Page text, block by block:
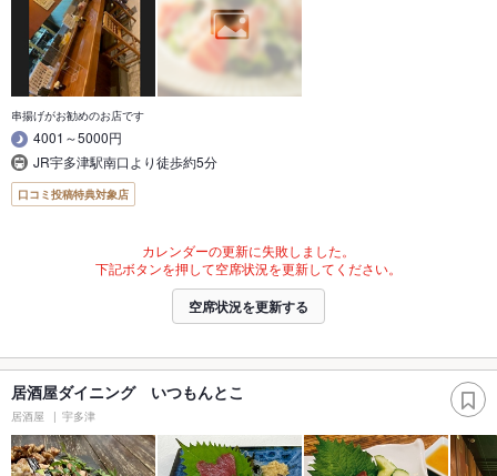
串揚げがお勧めのお店です
4001～5000円
JR宇多津駅南口より徒歩約5分
口コミ投稿特典対象店
カレンダーの更新に失敗しました。
下記ボタンを押して空席状況を更新してください。
空席状況を更新する
居酒屋ダイニング いつもんとこ
居酒屋 宇多津